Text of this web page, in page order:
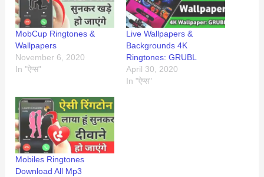
MobCup Ringtones &
Wallpapers
November 6, 2020
In "ऐप्स"
Live Wallpapers &
Backgrounds 4K
Ringtones: GRUBL
April 30, 2020
In "ऐप्स"
Mobiles Ringtones
Download All Mp3